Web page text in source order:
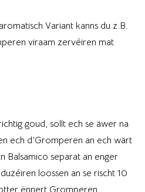
Variant kanns du z.B.
viraam zervéiren mat
goud, sollt ech se äwer na
ech d’Gromperen an ech wärt
Balsamico separat an enger
loossen an se rischt 10
ënnert Gromperen